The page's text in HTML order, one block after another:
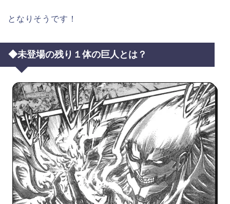
となりそうです！
◆未登場の残り１体の巨人とは？